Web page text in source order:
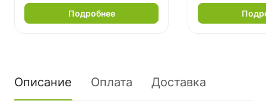
Подробнее
Описание Оплата Доставка